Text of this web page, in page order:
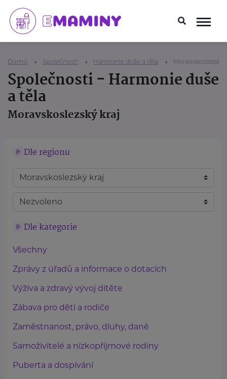
Domů Společnosti Harmonie duše a těla Moravskoslezský
Společnosti - Harmonie duše
a těla
Moravskoslezský kraj
Dle regionu
Dle kategorie
Všechny
Zprávy z úřadů a informace o dotacích
Výživa a zdravý vývoj dítěte
Zábava pro děti a rodiče
Zaměstnanost, právo, dluhy, daně
Samoživitelé a nízkopříjmové rodiny
Puberta a dospívání